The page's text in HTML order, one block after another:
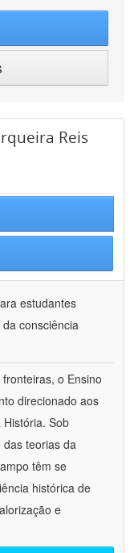
Reis
estudantes
consciência
o Ensino
direcionado aos
Sob
teorias da
têm se
histórica de
e